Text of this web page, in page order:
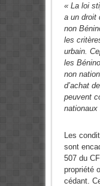
« La loi
a un droit
non
les
urbain.
les
non
d’achat
peuvent
nationaux
Les
sont
507 du
propriété
cédant.